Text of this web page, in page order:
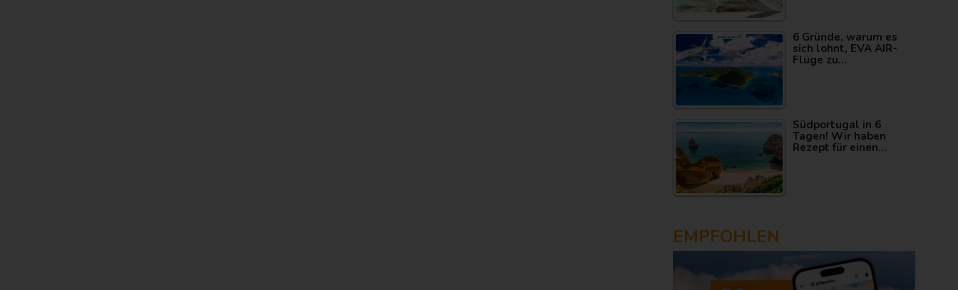
6 Gründe, warum es
sich lohnt, EVA AIR-
Flüge zu…
Südportugal in 6
Tagen! Wir haben
Rezept für einen…
EMPFOHLEN